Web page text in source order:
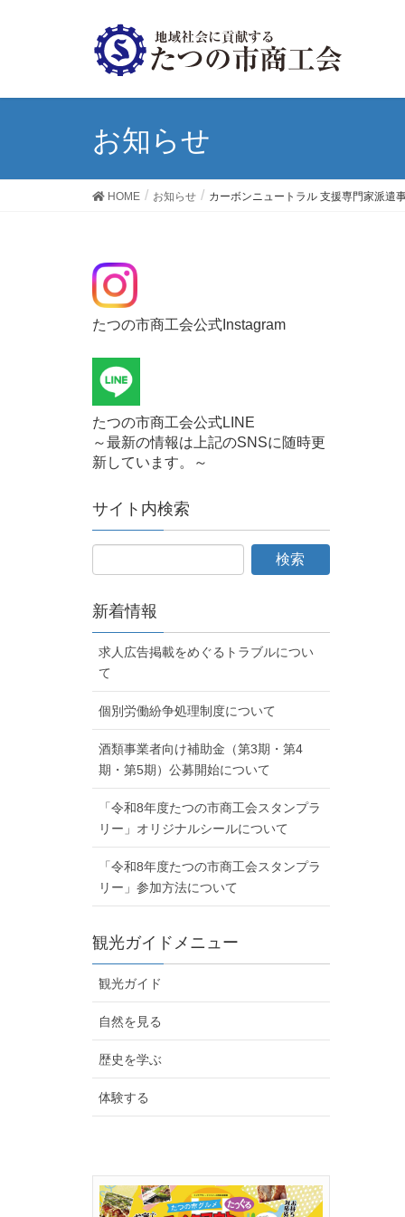
お知らせ
HOME お知らせ カーボンニュートラル 支援専門家派遣
たつの市商工会公式Instagram
たつの市商工会公式LINE
～最新の情報は上記のSNSに随時更
新しています。～
サイト内検索
新着情報
求人広告掲載をめぐるトラブルについ
て
個別労働紛争処理制度について
酒類事業者向け補助金（第3期・第4
期・第5期）公募開始について
「令和8年度たつの市商工会スタンプラ
リー」オリジナルシールについて
「令和8年度たつの市商工会スタンプラ
リー」参加方法について
観光ガイドメニュー
観光ガイド
自然を見る
歴史を学ぶ
体験する